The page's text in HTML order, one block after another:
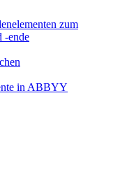
zum
-ende
in ABBYY